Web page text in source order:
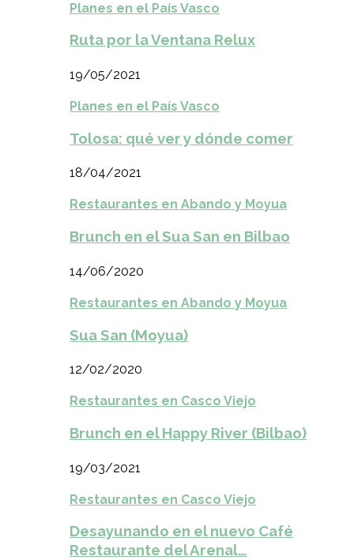
Planes en el País Vasco
Ruta por la Ventana Relux
19/05/2021
Planes en el País Vasco
Tolosa: qué ver y dónde comer
18/04/2021
Restaurantes en Abando y Moyua
Brunch en el Sua San en Bilbao
14/06/2020
Restaurantes en Abando y Moyua
Sua San (Moyua)
12/02/2020
Restaurantes en Casco Viejo
Brunch en el Happy River (Bilbao)
19/03/2021
Restaurantes en Casco Viejo
Desayunando en el nuevo Café
Restaurante del Arenal…